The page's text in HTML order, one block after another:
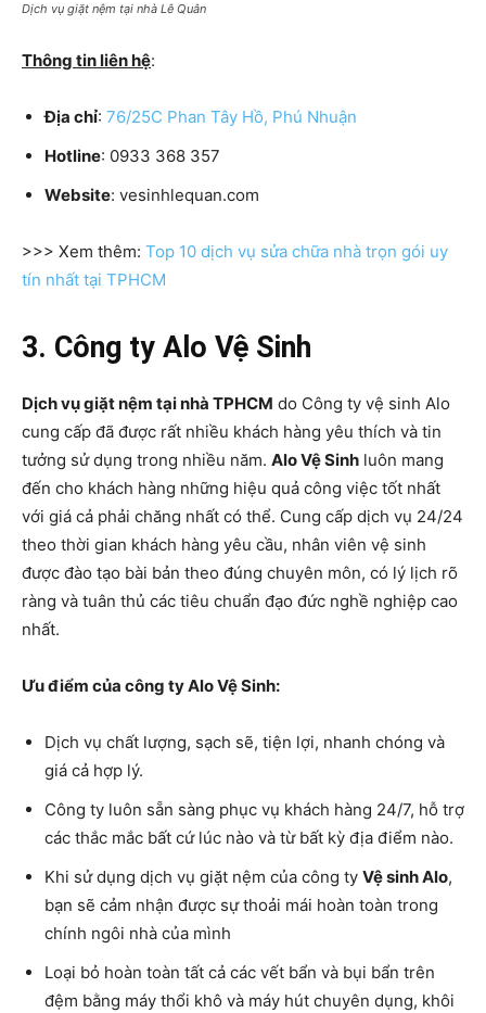
Dịch vụ giặt nệm tại nhà Lê Quân
Thông tin liên hệ:
Địa chỉ: 76/25C Phan Tây Hồ, Phú Nhuận
Hotline: 0933 368 357
Website: vesinhlequan.com
>>> Xem thêm: Top 10 dịch vụ sửa chữa nhà trọn gói uy
tín nhất tại TPHCM
3. Công ty Alo Vệ Sinh
Dịch vụ giặt nệm tại nhà TPHCM do Công ty vệ sinh Alo
cung cấp đã được rất nhiều khách hàng yêu thích và tin
tưởng sử dụng trong nhiều năm. Alo Vệ Sinh luôn mang
đến cho khách hàng những hiệu quả công việc tốt nhất
với giá cả phải chăng nhất có thể. Cung cấp dịch vụ 24/24
theo thời gian khách hàng yêu cầu, nhân viên vệ sinh
được đào tạo bài bản theo đúng chuyên môn, có lý lịch rõ
ràng và tuân thủ các tiêu chuẩn đạo đức nghề nghiệp cao
nhất.
Ưu điểm của công ty Alo Vệ Sinh:
Dịch vụ chất lượng, sạch sẽ, tiện lợi, nhanh chóng và
giá cả hợp lý.
Công ty luôn sẵn sàng phục vụ khách hàng 24/7, hỗ trợ
các thắc mắc bất cứ lúc nào và từ bất kỳ địa điểm nào.
Khi sử dụng dịch vụ giặt nệm của công ty Vệ sinh Alo,
bạn sẽ cảm nhận được sự thoải mái hoàn toàn trong
chính ngôi nhà của mình
Loại bỏ hoàn toàn tất cả các vết bẩn và bụi bẩn trên
đệm bằng máy thổi khô và máy hút chuyên dụng, khôi